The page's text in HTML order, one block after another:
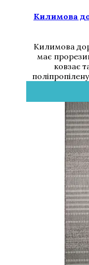
Килимова
Килимова
має
ковзає